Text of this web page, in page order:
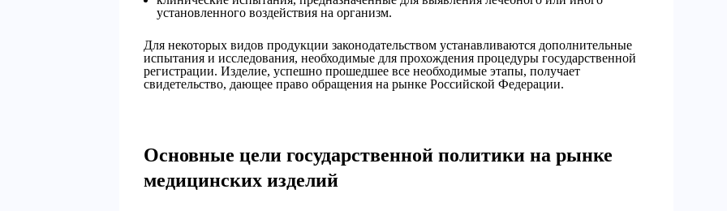
установленного воздействия на организм.
Для некоторых видов продукции законодательством устанавливаются дополнительные
испытания и исследования, необходимые для прохождения процедуры государственной
регистрации. Изделие, успешно прошедшее все необходимые этапы, получает
свидетельство, дающее право обращения на рынке Российской Федерации.
Основные цели государственной политики на рынке
медицинских изделий